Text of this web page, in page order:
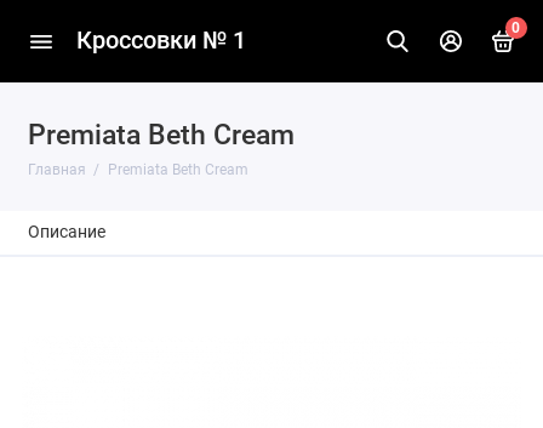
Кроссовки № 1 0
Premiata Beth Cream
Главная Premiata Beth Cream
Описание